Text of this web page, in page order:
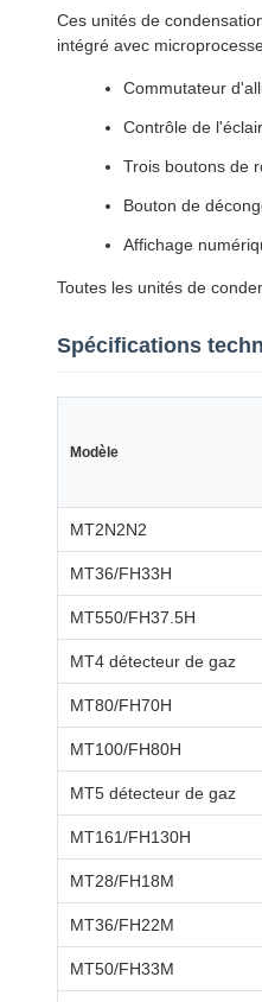
Ces unités de
intégré avec
Commutateur
Contrôle de
Trois boutons de
Bouton de
Affichage
Toutes les unités de
Spécifications
Modèle
MT2N2N2
MT36/FH33H
MT550/FH37.5H
MT4 détecteur de gaz
MT80/FH70H
MT100/FH80H
MT5 détecteur de gaz
MT161/FH130H
MT28/FH18M
MT36/FH22M
MT50/FH33M